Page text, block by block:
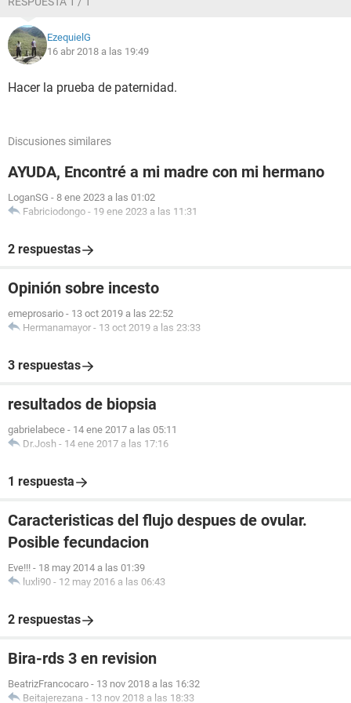
EzequielG
16 abr 2018 a las 19:49
Hacer la prueba de paternidad.
Discusiones similares
AYUDA, Encontré a mi madre con mi hermano
LoganSG - 8 ene 2023 a las 01:02
Fabriciodongo - 19 ene 2023 a las 11:31
2 respuestas
Opinión sobre incesto
emeprosario - 13 oct 2019 a las 22:52
Hermanamayor - 13 oct 2019 a las 23:33
3 respuestas
resultados de biopsia
gabrielabece - 14 ene 2017 a las 05:11
Dr.Josh - 14 ene 2017 a las 17:16
1 respuesta
Caracteristicas del flujo despues de ovular.
Posible fecundacion
Eve!!! - 18 may 2014 a las 01:39
luxli90 - 12 may 2016 a las 06:43
2 respuestas
Bira-rds 3 en revision
BeatrizFrancocaro - 13 nov 2018 a las 16:32
Beitajerezana - 13 nov 2018 a las 18:33